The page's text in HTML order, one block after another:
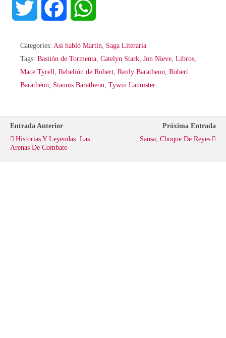
i
t
r
c
e
o
a
t
p
Categories: Así habló Martin
Saga Literaria
Tags: Bastión de Tormenta Catelyn Stark Jon Nieve Libros
Mace Tyrell Rebelión de Robert Renly Baratheon Robert
Baratheon
Stannis Baratheon Tywin Lannister
Entrada Anterior
Historias Y Leyendas: Las
Arenas De Combate
Próxima Entrada
Sansa, Choque De Reyes